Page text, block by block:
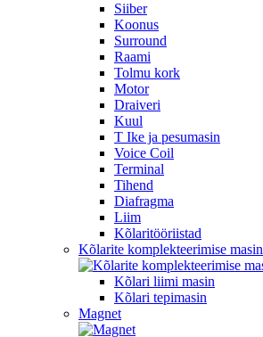
Siiber
Koonus
Surround
Raami
Tolmu kork
Motor
Draiveri
Kuul
T Ike ja pesumasin
Voice Coil
Terminal
Tihend
Diafragma
Liim
Kõlaritööriistad
Kõlarite komplekteerimise masin
Kõlari liimi masin
Kõlari tepimasin
Magnet